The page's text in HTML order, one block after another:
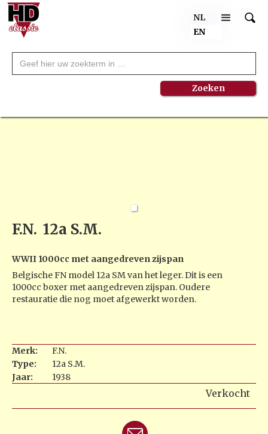
NL
EN
F.N. 12a S.M.
WWII 1000cc met aangedreven zijspan
Belgische FN model 12a SM van het leger. Dit is een
1000cc boxer met aangedreven zijspan. Oudere
restauratie die nog moet afgewerkt worden.
Merk:
F.N.
Type:
12a S.M.
Jaar:
1938
Verkocht